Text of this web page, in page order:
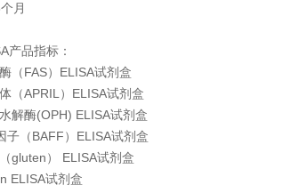
月
产品指标：
（FAS）ELISA试剂盒
（APRIL）ELISA试剂盒
解酶(OPH) ELISA试剂盒
子（BAFF）ELISA试剂盒
gluten） ELISA试剂盒
ELISA试剂盒